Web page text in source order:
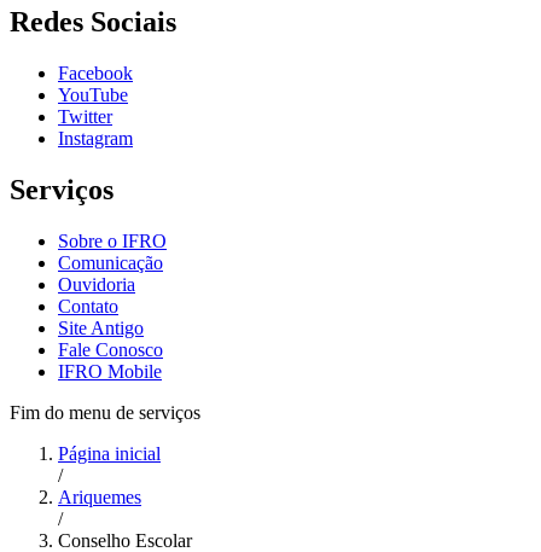
Redes Sociais
Facebook
YouTube
Twitter
Instagram
Serviços
Sobre o IFRO
Comunicação
Ouvidoria
Contato
Site Antigo
Fale Conosco
IFRO Mobile
Fim do menu de serviços
Página inicial
/
Ariquemes
/
Conselho Escolar